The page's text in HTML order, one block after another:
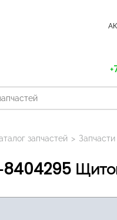
запчастей >
8404295